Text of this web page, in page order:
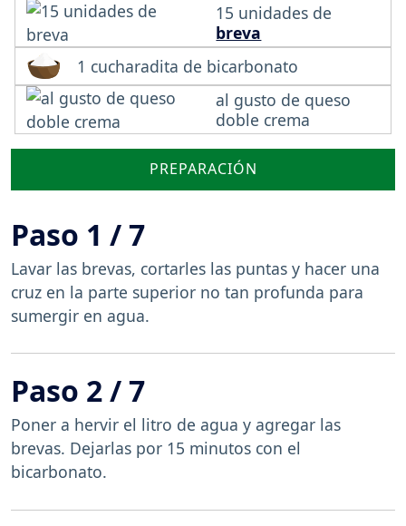
15 unidades de
breva
1 cucharadita de bicarbonato
al gusto de queso
doble crema
PREPARACIÓN
Paso 1 / 7
Lavar las brevas, cortarles las puntas y hacer una
cruz en la parte superior no tan profunda para
sumergir en agua.
Paso 2 / 7
Poner a hervir el litro de agua y agregar las
brevas. Dejarlas por 15 minutos con el
bicarbonato.